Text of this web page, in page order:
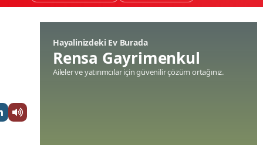
Hayalinizdeki Ev Burada
Rensa Gayrimenkul
Aileler ve yatırımcılar için güvenilir çözüm ortağınız.